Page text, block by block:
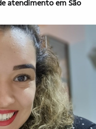
atendimento em São